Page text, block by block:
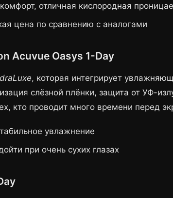
отличная кислородная
цена по сравнению с аналогами
Acuvue Oasys 1-Day
, которая интегрирует
слёзной плёнки, защита от УФ-
кто проводит много времени перед
увлажнение
при очень сухих глазах